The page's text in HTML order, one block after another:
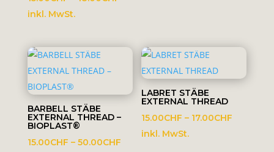
18.00CHF
inkl. MwSt.
BARBELL STÄBE
EXTERNAL THREAD –
BIOPLAST®
15.00CHF – 50.00CHFPreisspanne:
LABRET STÄBE
EXTERNAL THREAD
15.00CHF – 17.00CHF
inkl. MwSt.